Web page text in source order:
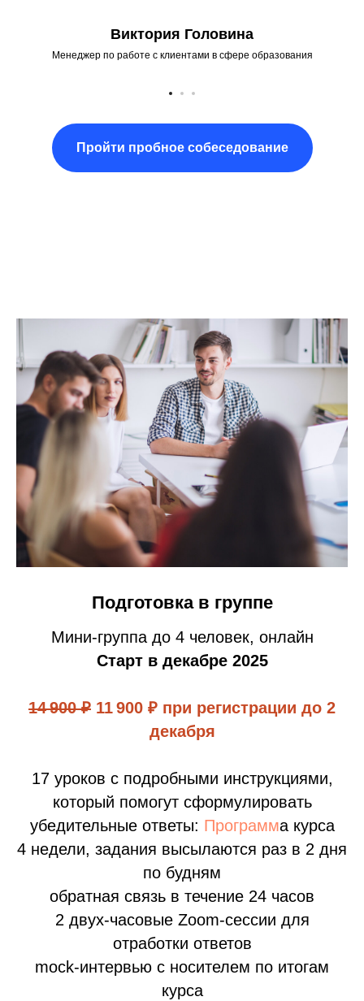
Виктория Головина
Менеджер по работе с клиентами в сфере образования
Пройти пробное собеседование
Подготовка в группе
Мини-группа до 4 человек, онлайн
Старт в декабре 2025
14 900 ₽ 11 900 ₽ при регистрации до 2
декабря
17 уроков с подробными инструкциями,
который помогут сформулировать
убедительные ответы: Программа курса
4 недели, задания высылаются раз в 2 дня
по будням
обратная связь в течение 24 часов
2 двух-часовые Zoom-сессии для
отработки ответов
mock-интервью с носителем по итогам
курса